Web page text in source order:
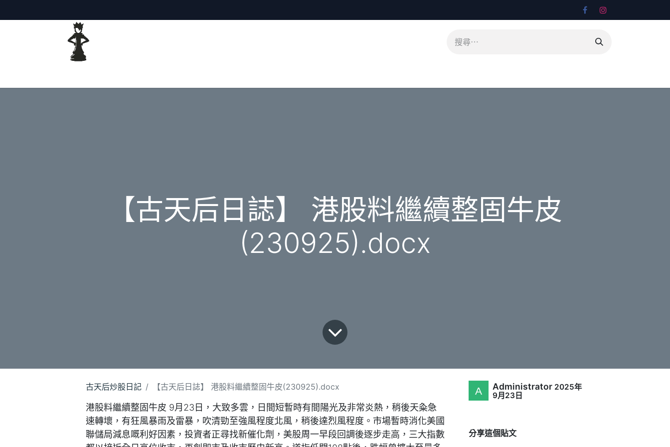
【古天后日誌】 港股料繼續整固牛皮
(230925).docx
古天后炒股日記 【古天后日誌】 港股料繼續整固牛皮(230925).docx
港股料繼續整固牛皮 9月23日，大致多雲，日間短暫時有間陽光及非常炎熱，稍後天粂急
速轉壞，有狂風暴雨及雷暴，吹清勁至強風程度北風，稍後達烈風程度。市場暫時消化美國
聯儲局減息嘅利好因素，投資者正尋找新催化劑，美股周一早段回調後逐步走高，三大指數
Administrator 2025年
9月23日
分享這個貼文